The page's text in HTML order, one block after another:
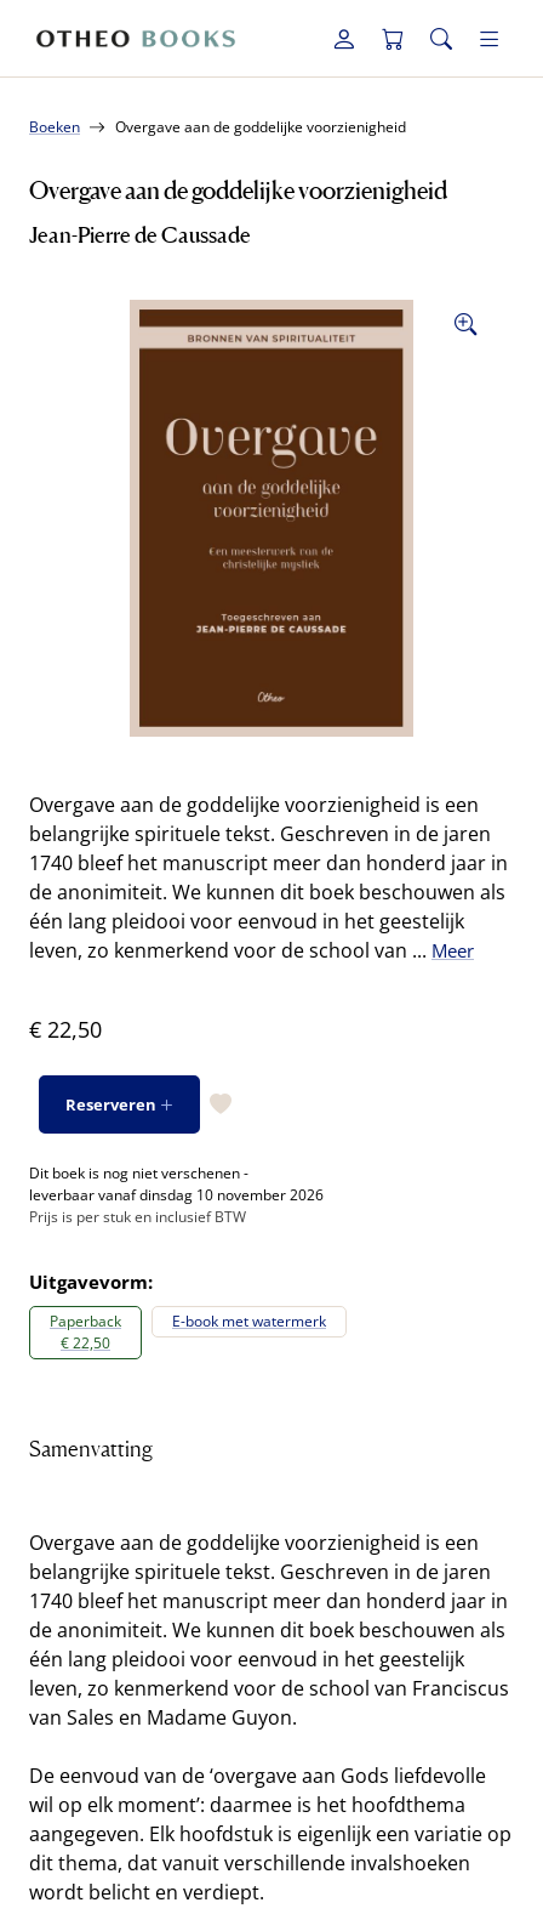
Boeken Overgave aan de goddelijke voorzienigheid
Overgave aan de goddelijke voorzienigheid
Jean-Pierre de Caussade
Overgave aan de goddelijke voorzienigheid is een
belangrijke spirituele tekst. Geschreven in de jaren
1740 bleef het manuscript meer dan honderd jaar in
de anonimiteit. We kunnen dit boek beschouwen als
één lang pleidooi voor eenvoud in het geestelijk
leven, zo kenmerkend voor de school van ... Meer
€ 22,50
Reserveren
Dit boek is nog niet verschenen -
leverbaar vanaf dinsdag 10 november 2026
Prijs is per stuk en inclusief BTW
Uitgavevorm:
Paperback
€ 22,50
E-book met watermerk
Samenvatting
Overgave aan de goddelijke voorzienigheid is een
belangrijke spirituele tekst. Geschreven in de jaren
1740 bleef het manuscript meer dan honderd jaar in
de anonimiteit. We kunnen dit boek beschouwen als
één lang pleidooi voor eenvoud in het geestelijk
leven, zo kenmerkend voor de school van Franciscus
van Sales en Madame Guyon.
De eenvoud van de ‘overgave aan Gods liefdevolle
wil op elk moment’: daarmee is het hoofdthema
aangegeven. Elk hoofdstuk is eigenlijk een variatie op
dit thema, dat vanuit verschillende invalshoeken
wordt belicht en verdiept.